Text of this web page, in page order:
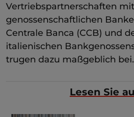
Vertriebspartnerschaften
genossenschaftlichen
Centrale Banca (CCB) und
italienischen
trugen dazu maßgeblich bei.
Lesen Sie